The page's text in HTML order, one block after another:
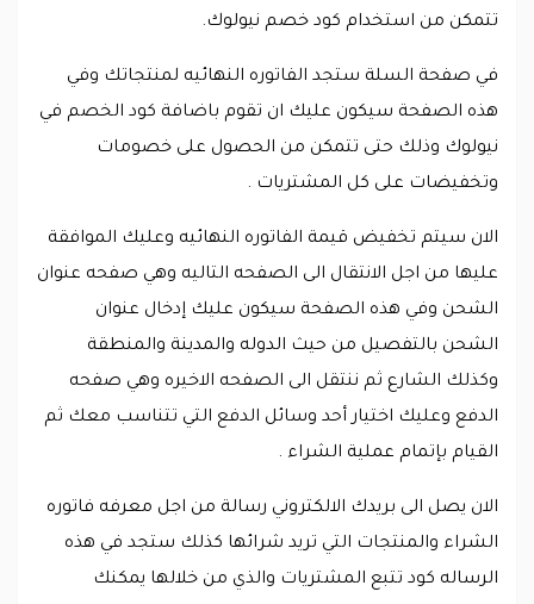
تتمكن من استخدام كود خصم نيولوك.
في صفحة السلة ستجد الفاتوره النهائيه لمنتجاتك وفي
هذه الصفحة سيكون عليك ان تقوم باضافة كود الخصم في
نيولوك وذلك حتى تتمكن من الحصول على خصومات
وتخفيضات على كل المشتريات .
الان سيتم تخفيض قيمة الفاتوره النهائيه وعليك الموافقة
عليها من اجل الانتقال الى الصفحه التاليه وهي صفحه عنوان
الشحن وفي هذه الصفحة سيكون عليك إدخال عنوان
الشحن بالتفصيل من حيث الدوله والمدينة والمنطقة
وكذلك الشارع ثم ننتقل الى الصفحه الاخيره وهي صفحه
الدفع وعليك اختيار أحد وسائل الدفع التي تتناسب معك ثم
القيام بإتمام عملية الشراء .
الان يصل الى بريدك الالكتروني رسالة من اجل معرفه فاتوره
الشراء والمنتجات التي تريد شرائها كذلك ستجد في هذه
الرساله كود تتبع المشتريات والذي من خلالها يمكنك